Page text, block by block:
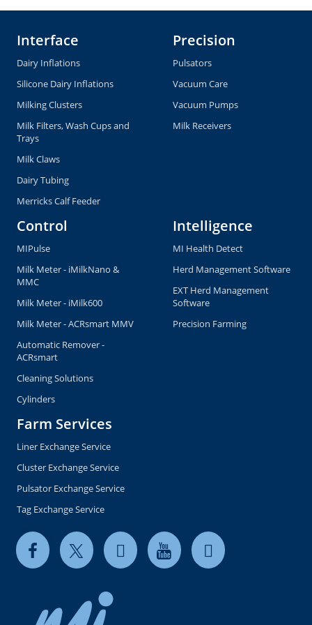
Interface
Dairy Inflations
Silicone Dairy Inflations
Milking Clusters
Milk Filters, Wash Cups and
Trays
Milk Claws
Dairy Tubing
Merricks Calf Feeder
Precision
Pulsators
Vacuum Care
Vacuum Pumps
Milk Receivers
Control
MIPulse
Milk Meter - iMilkNano &
MMC
Milk Meter - iMilk600
Milk Meter - ACRsmart MMV
Automatic Remover -
ACRsmart
Cleaning Solutions
Cylinders
Intelligence
MI Health Detect
Herd Management Software
EXT Herd Management
Software
Precision Farming
Farm Services
Liner Exchange Service
Cluster Exchange Service
Pulsator Exchange Service
Tag Exchange Service